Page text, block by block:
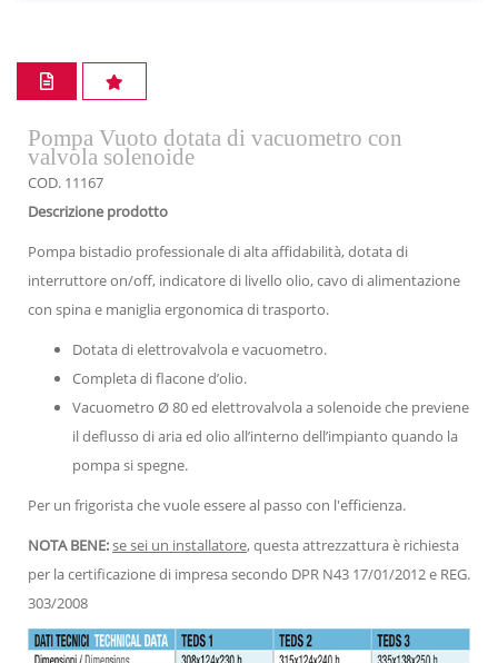
Pompa Vuoto dotata di vacuometro con
valvola solenoide
COD. 11167
Descrizione prodotto
Pompa bistadio professionale di alta affidabilità, dotata di
interruttore on/off, indicatore di livello olio, cavo di alimentazione
con spina e maniglia ergonomica di trasporto.
Dotata di elettrovalvola e vacuometro.
Completa di flacone d’olio.
Vacuometro Ø 80 ed elettrovalvola a solenoide che previene
il deflusso di aria ed olio all’interno dell’impianto quando la
pompa si spegne.
Per un frigorista che vuole essere al passo con l'efficienza.
NOTA BENE:se sei un installatore, questa attrezzattura è richiesta
per la certificazione di impresa secondo DPR N43 17/01/2012 e REG.
303/2008